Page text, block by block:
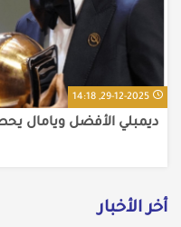
29-12-2025, 14:18
ديمبلي الأفضل ويامال
أخر الأخبار